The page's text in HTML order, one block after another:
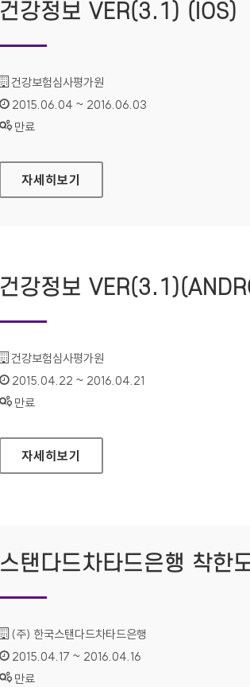
건강정보 VER(3.1) (IOS)
기관명 :
건강보험심사평가원
인증기간 :
2015.06.04 ~ 2016.06.03
상태 :
만료
건강정보 VER(3.1) (IOS)
자세히보기
건강정보
기관명 :
건강보험심사평가원
인증기간 :
2015.04.22 ~ 2016.04.21
상태 :
만료
건강정보 VER(3.1)(ANDROID)
자세히보기
스탠다드차타드은행 착한
기관명 :
(주) 한국스탠다드차타드은행
인증기간 :
2015.04.17 ~ 2016.04.16
상태 :
만료